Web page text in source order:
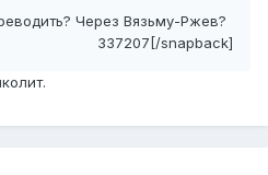
Через Вязьму-Ржев?
337207[/snapback]